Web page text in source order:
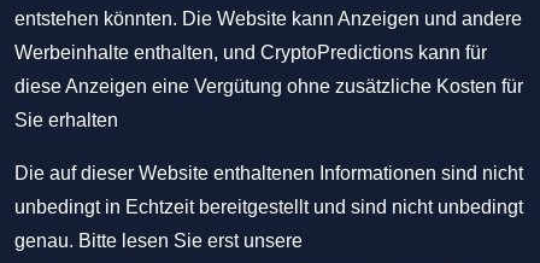
entstehen könnten. Die Website kann Anzeigen und andere
Werbeinhalte enthalten, und CryptoPredictions kann für
diese Anzeigen eine Vergütung ohne zusätzliche Kosten für
Sie erhalten
Die auf dieser Website enthaltenen Informationen sind nicht
unbedingt in Echtzeit bereitgestellt und sind nicht unbedingt
genau. Bitte lesen Sie erst unsere